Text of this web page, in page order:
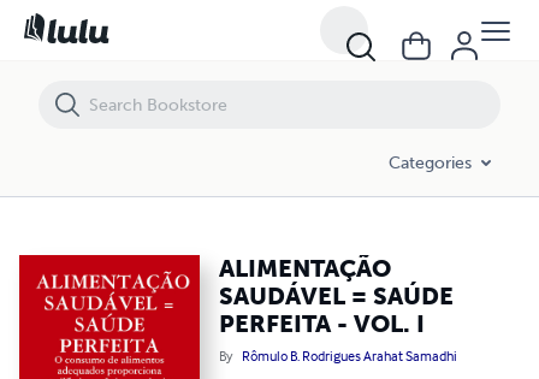
Categories
ALIMENTAÇÃO
SAUDÁVEL = SAÚDE
PERFEITA - VOL. I
By Rômulo B. Rodrigues Arahat Samadhi
ALIMENTAÇÃO SAUDÁVEL = SAÚDE PERFEITA - VOL. I